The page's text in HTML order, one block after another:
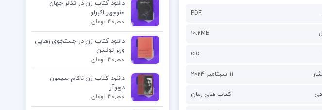
PDF
10.2MB
cio
11 سپتامبر 2024
کتاب های رمان
دانلود کتاب زن در تئاتر جهان
منوچهر اکبرلو
30,000 تومان
دانلود کتاب زن در جستجوی رهایی
ورنر تونسن
30,000 تومان
دانلود کتاب زن ناکام سیمون
دوبوآر
30,000 تومان